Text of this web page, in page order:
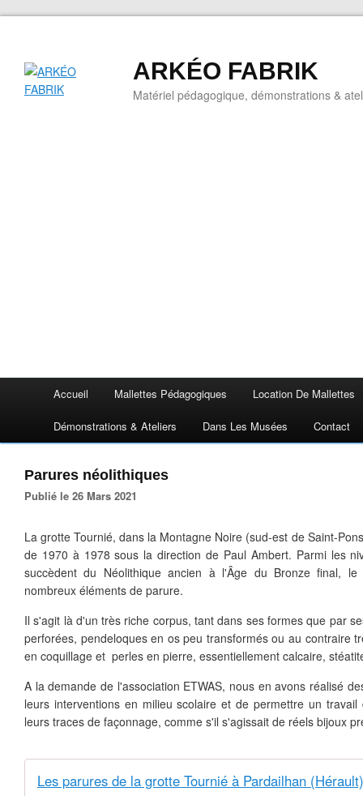
ARKÉO FABRIK
Matériel pédagogique, démonstrations &
Accueil Mallettes Pédagogiques Location De Mallettes
Démonstrations & Ateliers Dans Les Musées Contact
Parures néolithiques
Publié le 26 Mars 2021
La grotte Tournié, dans la Montagne Noire (sud-est de Saint-
de 1970 à 1978 sous la direction de Paul Ambert. Parmi les
succèdent du Néolithique ancien à l'Âge du Bronze final,
nombreux éléments de parure.
Il s'agit là d'un très riche corpus, tant dans ses formes que par
perforées, pendeloques en os peu transformés ou au contraire
en coquillage et perles en pierre, essentiellement calcaire,
A la demande de l'association ETWAS, nous en avons réalisé
leurs interventions en milieu scolaire et de permettre un
leurs traces de façonnage, comme s'il s'agissait de réels bijoux
Les parures de la grotte Tournié à Pardailhan